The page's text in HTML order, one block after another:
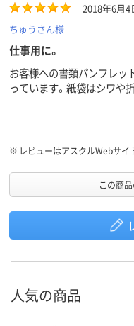
2018年6月4
ちゅうさん様
仕事用に。
お客様への書類パンフレッ
っています。紙袋はシワや
※ レビューはアスクルWebサイ
この商
人気の商品